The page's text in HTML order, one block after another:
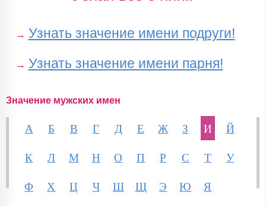
→ Узнать значение имени подруги!
→ Узнать значение имени парня!
Значение мужских имен
А Б В Г Д Е Ж З И
Й
К
Л М Н О П Р С Т
У
Ф
Х Ц Ч Ш Щ Э Ю Я